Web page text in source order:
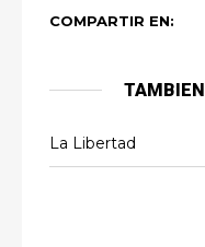
COMPARTIR EN:
La Libertad